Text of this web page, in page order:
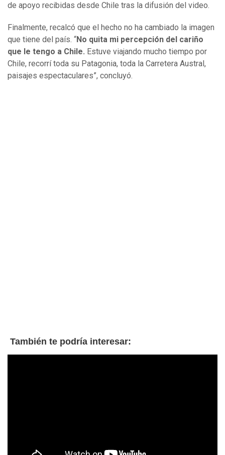
de apoyo recibidas desde Chile tras la difusión del video.
Finalmente, recalcó que el hecho no ha cambiado la imagen
que tiene del país. “No quita mi percepción del cariño
que le tengo a Chile. Estuve viajando mucho tiempo por
Chile, recorrí toda su Patagonia, toda la Carretera Austral,
paisajes espectaculares”, concluyó.
También te podría interesar: